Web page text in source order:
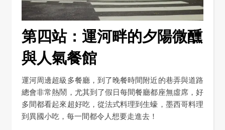
第四站：運河畔的夕陽微醺
與人氣餐館
運河周邊超級多餐廳，到了晚餐時間附近的巷弄與道路
總會非常熱鬧，尤其到了假日每間餐廳都座無虛席，好
多間都看起來超好吃，從法式料理到生蠔，墨西哥料理
到異國小吃，每一間都令人想要走進去！